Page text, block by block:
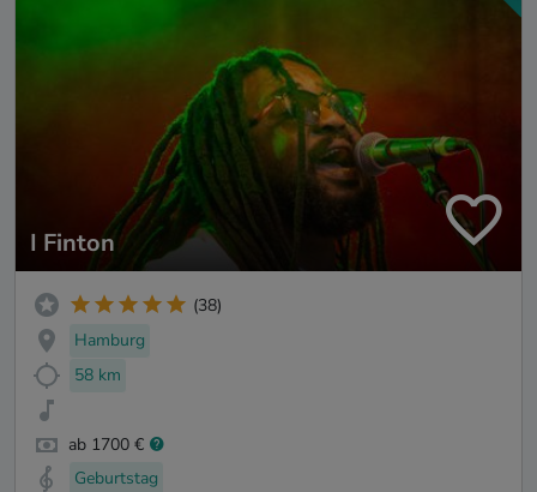
I Finton
(38)
Hamburg
58 km
ab 1700 €
Geburtstag